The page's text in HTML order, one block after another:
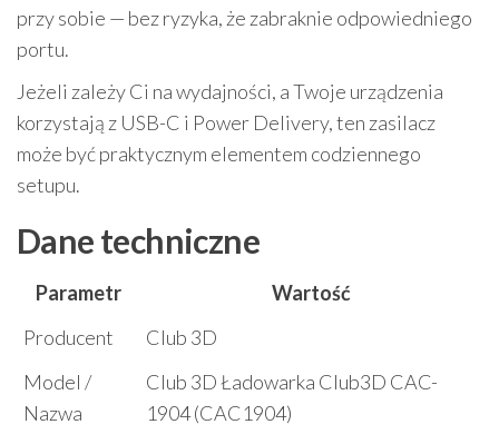
przy sobie — bez ryzyka, że zabraknie odpowiedniego
portu.
Jeżeli zależy Ci na wydajności, a Twoje urządzenia
korzystają z USB-C i Power Delivery, ten zasilacz
może być praktycznym elementem codziennego
setupu.
Dane techniczne
Parametr
Wartość
Producent
Club 3D
Model /
Nazwa
Club 3D Ładowarka Club3D CAC-
1904 (CAC1904)